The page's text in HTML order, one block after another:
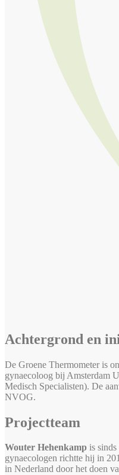
Achtergrond en
De Groene Thermometer is
gynaecoloog bij Amsterdam
Medisch Specialisten). De
NVOG.
Projectteam
Wouter Hehenkamp is
gynaecologen richtte hij in
in Nederland door het doen